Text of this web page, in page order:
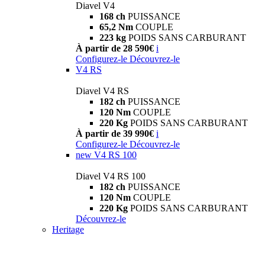
Diavel V4
168 ch PUISSANCE
65,2 Nm COUPLE
223 kg POIDS SANS CARBURANT
À partir de 28 590€ i
Configurez-le Découvrez-le
V4 RS
Diavel V4 RS
182 ch PUISSANCE
120 Nm COUPLE
220 Kg POIDS SANS CARBURANT
À partir de 39 990€ i
Configurez-le Découvrez-le
new V4 RS 100
Diavel V4 RS 100
182 ch PUISSANCE
120 Nm COUPLE
220 Kg POIDS SANS CARBURANT
Découvrez-le
Heritage